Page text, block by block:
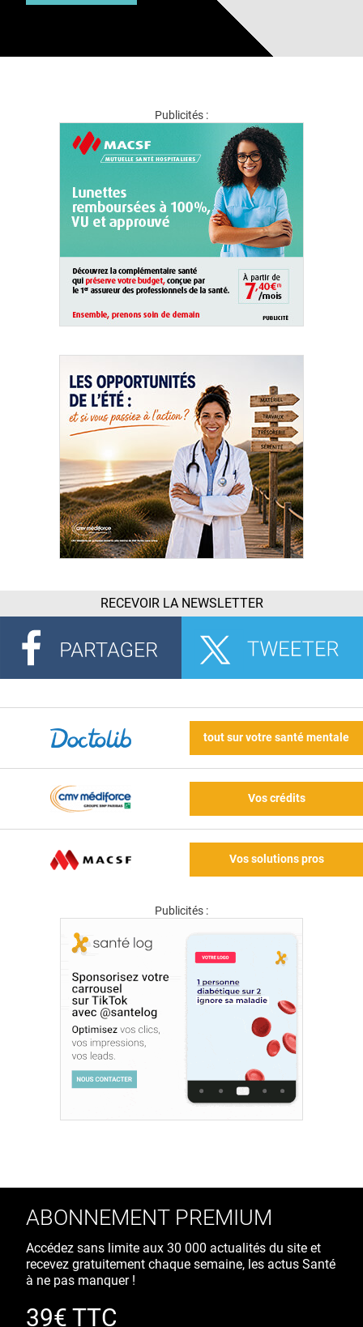
Publicités :
RECEVOIR LA NEWSLETTER
tout sur votre santé mentale
Vos crédits
Vos solutions pros
Publicités :
ABONNEMENT PREMIUM
Accédez sans limite aux 30 000 actualités du site et
recevez gratuitement chaque semaine, les actus Santé
à ne pas manquer !
39€ TTC